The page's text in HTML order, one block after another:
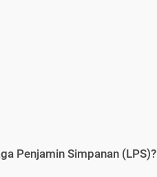
Penjamin Simpanan (LPS)?